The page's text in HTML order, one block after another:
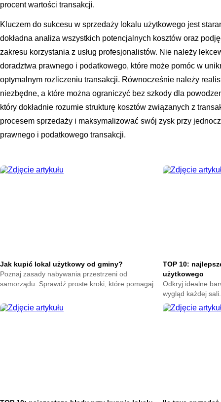
procent wartości transakcji.
Kluczem do sukcesu w sprzedaży lokalu użytkowego jest
dokładna analiza wszystkich potencjalnych kosztów oraz
zakresu korzystania z usług profesjonalistów. Nie należy
doradztwa prawnego i podatkowego, które może pomóc w
optymalnym rozliczeniu transakcji. Równocześnie należy
niezbędne, a które można ograniczyć bez szkody dla
który dokładnie rozumie strukturę kosztów związanych z
procesem sprzedaży i maksymalizować swój zysk przy
prawnego i podatkowego transakcji.
Jak kupić lokal użytkowy od gminy?
Poznaj zasady nabywania przestrzeni od
samorządu. Sprawdź proste kroki, które pomagają
pewną decyzję zakupową.
TOP 10:
użytkowego
Odkryj idealne
wygląd każdej
charakteru marki.